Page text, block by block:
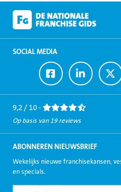
SOCIAL MEDIA
Ga
naar
Facebook
Ga
naar
LinkedIn
Ga
naar
9,2 / 10 -
Op basis van 19 reviews
ABONNEREN NIEUWSBRIEF
Wekelijks nieuwe franchisekansen,
en specials.